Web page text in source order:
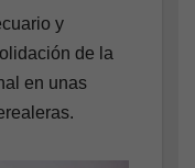
y
de la
en unas